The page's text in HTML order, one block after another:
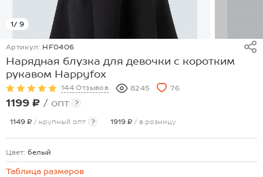
1/ 9
Артикул: HF0406
Нарядная блузка для девочки с коротким
рукавом Happyfox
144 Отзывов 8245 76
1199 ₽ / опт ?
1149 ₽ / крупный опт ? 1919 ₽ / в розницу
Цвет: белый
Таблица размеров